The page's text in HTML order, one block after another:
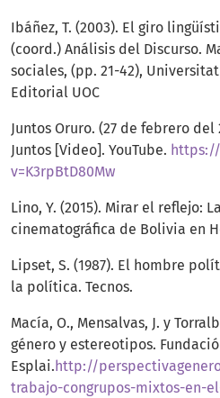
Ibáñez, T. (2003). El giro
(coord.) Análisis del Discurso.
sociales, (pp. 21-42),
Editorial UOC
Juntos Oruro. (27 de febrero del
Juntos [Video]. YouTube.
v=K3rpBtD80Mw
Lino, Y. (2015). Mirar el reflejo:
cinematográfica de Bolivia en
Lipset, S. (1987). El hombre
la política. Tecnos.
Macía, O., Mensalvas, J. y
género y estereotipos.
Esplai. http://
trabajo-congrupos-mixtos-en-